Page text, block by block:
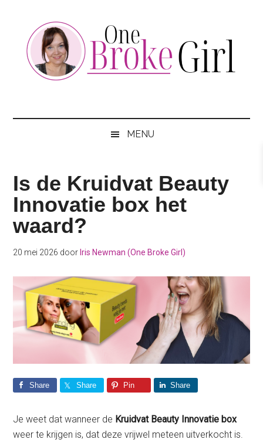
content
secondary
MENU
Is de Kruidvat Beauty
Innovatie box het
waard?
20 mei 2026 door Iris Newman (One Broke Girl)
Share Share Pin Share
Je weet dat wanneer de Kruidvat Beauty Innovatie box
weer te krijgen is, dat deze vrijwel meteen uitverkocht is.